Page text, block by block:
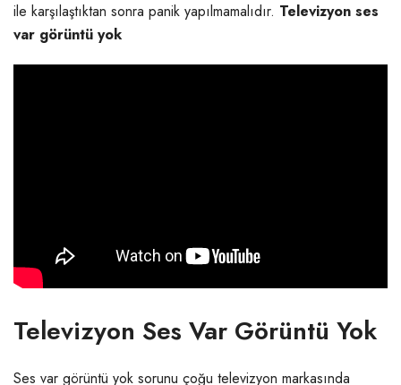
ile karşılaştıktan sonra panik yapılmamalıdır. Televizyon ses
var görüntü yok
Televizyon Ses Var Görüntü Yok
Ses var görüntü yok sorunu çoğu televizyon markasında